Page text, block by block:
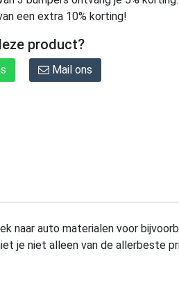
een extra 10% korting!
product?
Mail ons
naar auto materialen voor
je niet alleen van de allerbeste